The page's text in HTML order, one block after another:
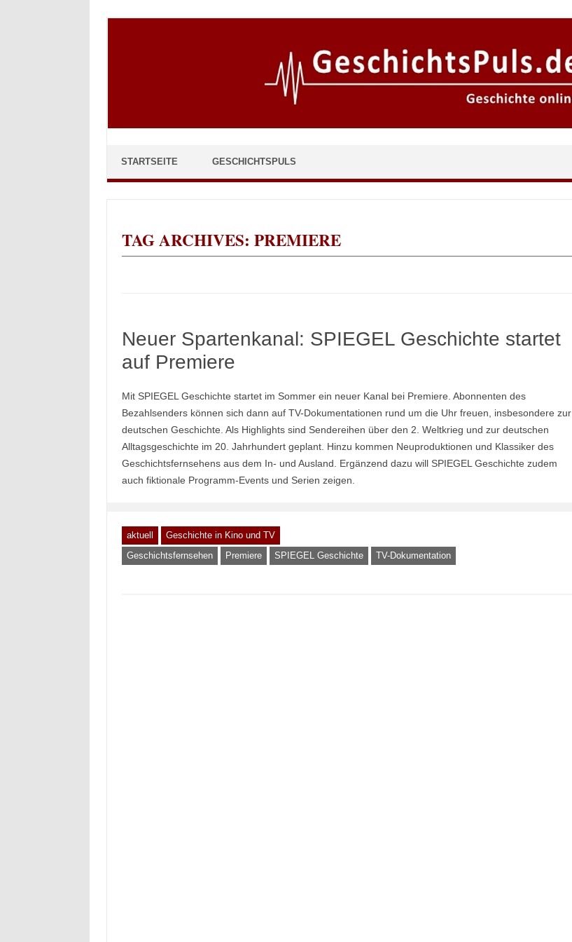
STARTSEITE GESCHICHTSPULS
TAG ARCHIVES: PREMIERE
Neuer Spartenkanal: SPIEGEL Geschichte startet
auf Premiere
Mit SPIEGEL Geschichte startet im Sommer ein neuer Kanal bei Premiere. Abonnenten des
Bezahlsenders können sich dann auf TV-Dokumentationen rund um die Uhr freuen, insbesondere zur
deutschen Geschichte. Als Highlights sind Sendereihen über den 2. Weltkrieg und zur deutschen
Alltagsgeschichte im 20. Jahrhundert geplant. Hinzu kommen Neuproduktionen und Klassiker des
Geschichtsfernsehens aus dem In- und Ausland. Ergänzend dazu will SPIEGEL Geschichte zudem
auch fiktionale Programm-Events und Serien zeigen.
aktuell
Geschichte in Kino und TV
Geschichtsfernsehen
Premiere SPIEGEL Geschichte TV-Dokumentation